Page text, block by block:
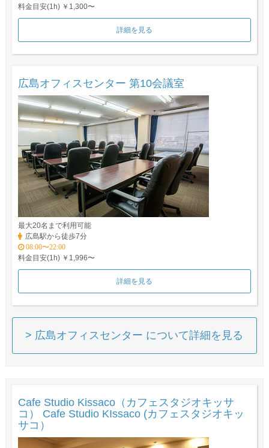
料金目安(1h) ￥1,300〜
詳細を見る
広島オフィスセンター 第10会議室
最大20名まで利用可能
広島駅から徒歩7分
08:00〜22:00
料金目安(1h) ￥1,996〜
詳細を見る
> 広島オフィスセンター について詳細を見る
Cafe Studio Kissaco（カフェスタジオキッサ
コ） Cafe Studio KIssaco (カフェスタジオキッ
サコ）